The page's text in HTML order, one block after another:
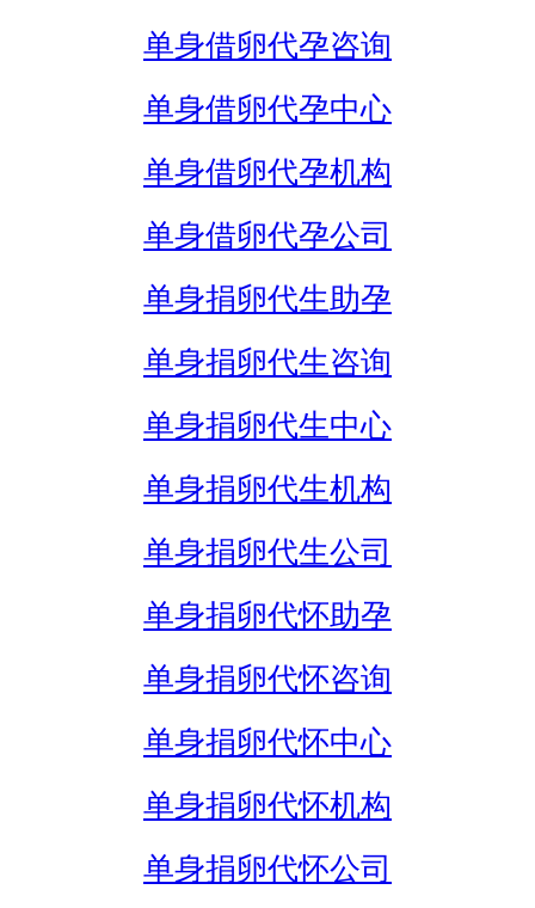
单身借卵代孕咨询
单身借卵代孕中心
单身借卵代孕机构
单身借卵代孕公司
单身捐卵代生助孕
单身捐卵代生咨询
单身捐卵代生中心
单身捐卵代生机构
单身捐卵代生公司
单身捐卵代怀助孕
单身捐卵代怀咨询
单身捐卵代怀中心
单身捐卵代怀机构
单身捐卵代怀公司